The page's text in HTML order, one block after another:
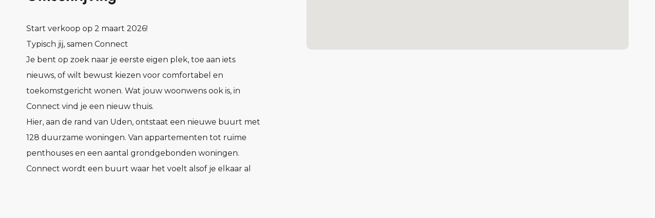
Start verkoop op 2 maart 2026!
Typisch jij, samen Connect
Je bent op zoek naar je eerste eigen plek, toe aan iets
nieuws, of wilt bewust kiezen voor comfortabel en
toekomstgericht wonen. Wat jouw woonwens ook is, in
Connect vind je een nieuw thuis.
Hier, aan de rand van Uden, ontstaat een nieuwe buurt met
128 duurzame woningen. Van appartementen tot ruime
penthouses en een aantal grondgebonden woningen.
Connect wordt een buurt waar het voelt alsof je elkaar al